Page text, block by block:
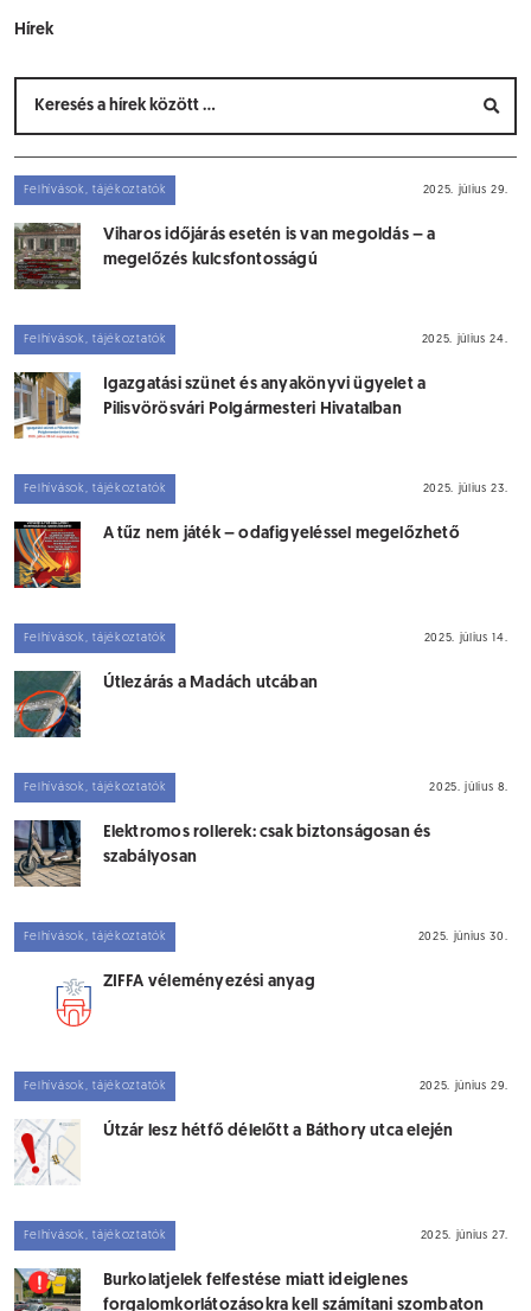
Hírek
Felhívások, tájékoztatók 2025. július 29.
Viharos időjárás esetén is van megoldás – a
megelőzés kulcsfontosságú
Felhívások, tájékoztatók 2025. július 24.
Igazgatási szünet és anyakönyvi ügyelet a
Pilisvörösvári Polgármesteri Hivatalban
Felhívások, tájékoztatók 2025. július 23.
A tűz nem játék – odafigyeléssel megelőzhető
Felhívások, tájékoztatók 2025. július 14.
Útlezárás a Madách utcában
Felhívások, tájékoztatók 2025. július 8.
Elektromos rollerek: csak biztonságosan és
szabályosan
Felhívások, tájékoztatók 2025. június 30.
ZIFFA véleményezési anyag
Felhívások, tájékoztatók 2025. június 29.
Útzár lesz hétfő délelőtt a Báthory utca elején
Felhívások, tájékoztatók 2025. június 27.
Burkolatjelek felfestése miatt ideiglenes
forgalomkorlátozásokra kell számítani szombaton